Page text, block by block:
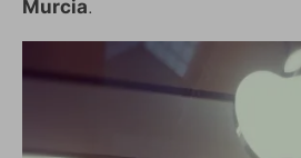
Murcia.